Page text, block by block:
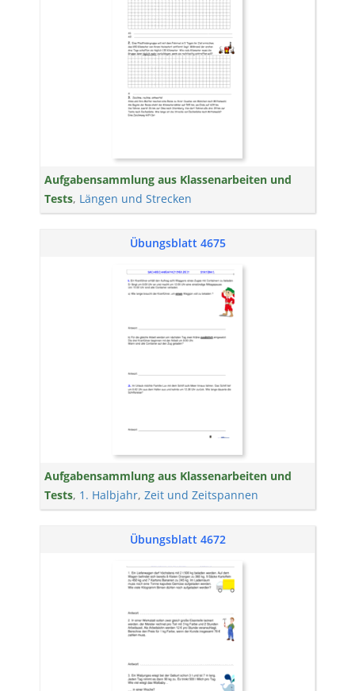
Aufgabensammlung aus Klassenarbeiten und
Tests, Längen und Strecken
Übungsblatt 4675
Aufgabensammlung aus Klassenarbeiten und
Tests, 1. Halbjahr, Zeit und Zeitspannen
Übungsblatt 4672